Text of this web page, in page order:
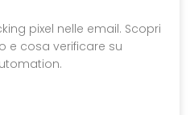
pixel nelle email. Scopri
e cosa verificare su